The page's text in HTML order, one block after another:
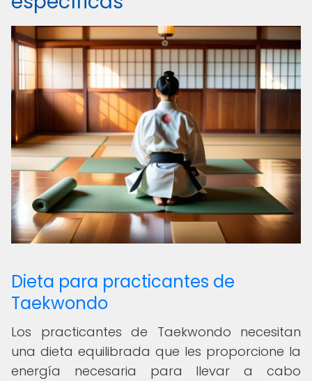
Dieta para practicantes de
Taekwondo
Los practicantes de Taekwondo necesitan
una dieta equilibrada que les proporcione la
energía necesaria para llevar a cabo